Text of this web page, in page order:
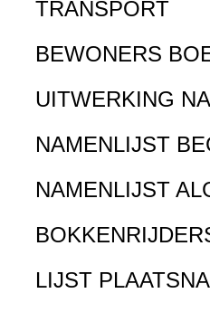
TRANSPORT
BEWONERS
UITWERKING
NAMENLIJST
NAMENLIJST
LIJST